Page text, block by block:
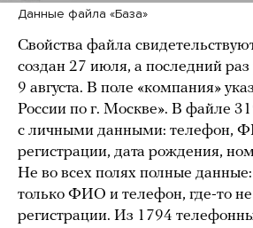
Данные файла «База»
Свойства файла
создан 27 июля, а последний
9 августа. В поле «компания»
России по г. Москве». В файле
с личными данными: телефон,
регистрации, дата рождения,
Не во всех полях полные данные:
только ФИО и телефон, где-то не
регистрации. Из 1794